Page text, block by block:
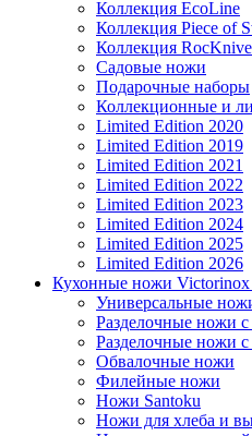
Коллекция EcoLine
Коллекция Piece of
Коллекция
Садовые ножи
Подарочные наборы
Коллекционные и
Limited Edition 2020
Limited Edition 2019
Limited Edition 2021
Limited Edition 2022
Limited Edition 2023
Limited Edition 2024
Limited Edition 2025
Limited Edition 2026
Кухонные ножи Victorinox
Универсальные
Разделочные ножи
Разделочные ножи с
Обвалочные ножи
Филейные ножи
Ножи Santoku
Ножи для хлеба и